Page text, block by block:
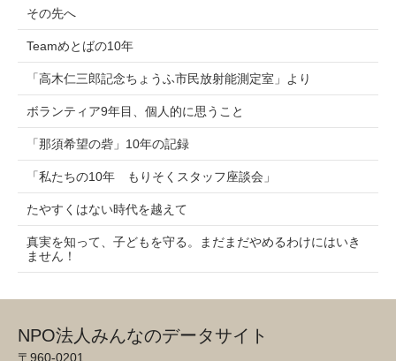
その先へ
Teamめとばの10年
「高木仁三郎記念ちょうふ市民放射能測定室」より
ボランティア9年目、個人的に思うこと
「那須希望の砦」10年の記録
「私たちの10年 もりそくスタッフ座談会」
たやすくはない時代を越えて
真実を知って、子どもを守る。まだまだやめるわけにはいき
ません！
NPO法人みんなのデータサイト
〒960-0201